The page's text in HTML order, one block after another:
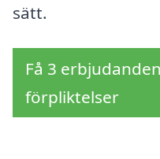
sätt.
Få 3
förpliktelser